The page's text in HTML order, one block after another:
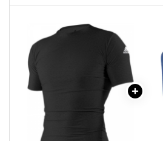
Incaltaminte
Dresuri/Echipament
Accesorii Lupte/Wrestling
Suprafete de lupta/Dotari sala
Suprafete de Lupta/Antrenament
Dotari Sala/Dojo